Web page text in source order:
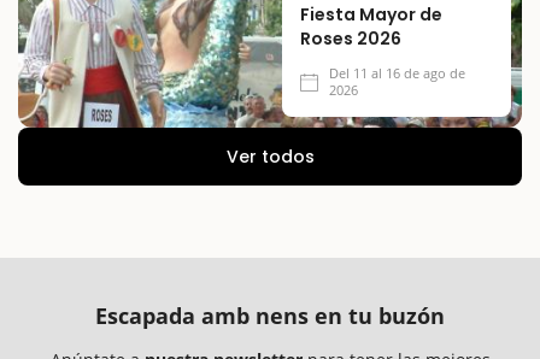
Fiesta Mayor de
Roses 2026
Del 11 al 16 de ago de
2026
Ver todos
Escapada amb nens en tu buzón